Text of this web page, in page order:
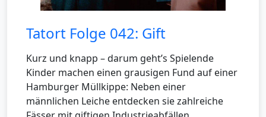
Tatort Folge 042: Gift
Kurz und knapp – darum geht’s Spielende
Kinder machen einen grausigen Fund auf einer
Hamburger Müllkippe: Neben einer
männlichen Leiche entdecken sie zahlreiche